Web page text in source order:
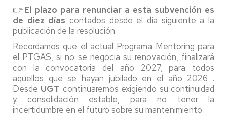
👉El plazo para renunciar a esta subvención es
de diez días contados desde el día siguiente a la
publicación de la resolución.
Recordamos que el actual Programa Mentoring para
el PTGAS, si no se negocia su renovación, finalizará
con la convocatoria del año 2027, para todos
aquellos que se hayan jubilado en el año 2026 .
Desde UGT continuaremos exigiendo su continuidad
y consolidación estable, para no tener la
incertidumbre en el futuro sobre su mantenimiento.